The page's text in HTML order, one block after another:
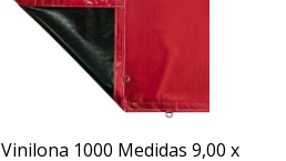
Vinilona 1000 Medidas 9,00 x